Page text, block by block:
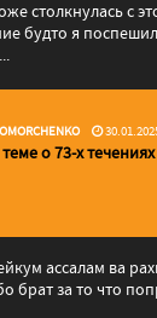
столкнулась с
будто я
о 73-х
брат за то что